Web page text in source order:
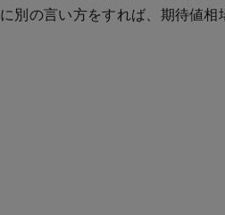
に別の言い方をすれば、期待値相